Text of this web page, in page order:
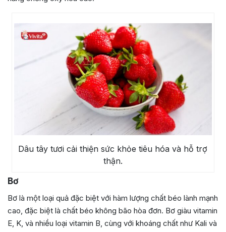
Dâu tây tươi cải thiện sức khỏe tiêu hóa và hỗ trợ
thận.
Bơ
Bơ là một loại quả đặc biệt với hàm lượng chất béo lành mạnh
cao, đặc biệt là chất béo không bão hòa đơn. Bơ giàu vitamin
E, K, và nhiều loại vitamin B, cùng với khoáng chất như Kali và